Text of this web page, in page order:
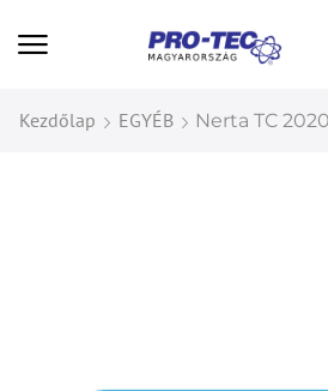
Kezdőlap EGYÉB Nerta TC